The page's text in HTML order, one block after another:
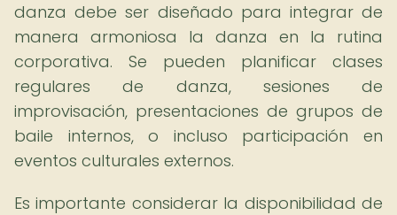
danza debe ser diseñado para integrar de
manera armoniosa la danza en la rutina
corporativa. Se pueden planificar clases
regulares de danza, sesiones de
improvisación, presentaciones de grupos de
baile internos, o incluso participación en
eventos culturales externos.
Es importante considerar la disponibilidad de